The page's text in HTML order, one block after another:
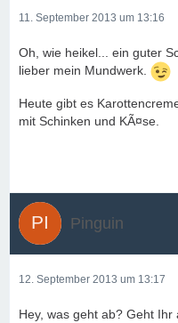
11. September 2013 um 13:16
Oh, wie heikel... ein guter
lieber mein Mundwerk.
Heute gibt es
mit Schinken und KÃ¤se.
Pinguin
12. September 2013 um 13:17
Hey, was geht ab? Geht